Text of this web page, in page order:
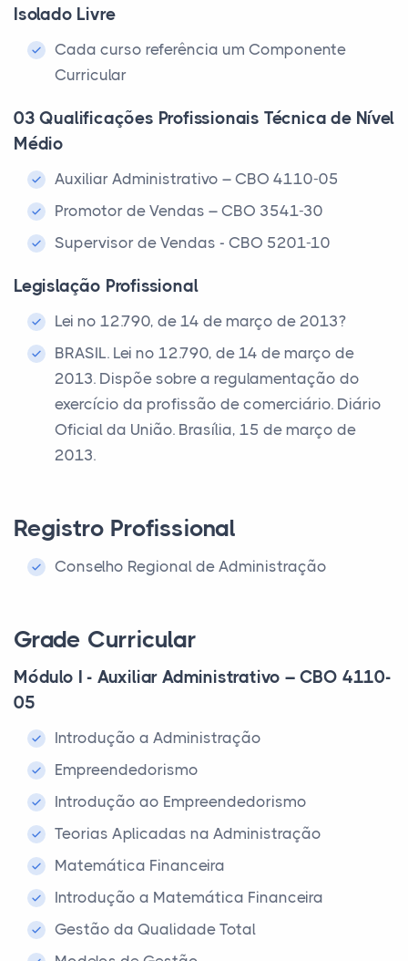
Isolado Livre
Cada curso referência um Componente
Curricular
03 Qualificações Profissionais Técnica de Nível
Médio
Auxiliar Administrativo – CBO 4110-05
Promotor de Vendas – CBO 3541-30
Supervisor de Vendas - CBO 5201-10
Legislação Profissional
Lei nº 12.790, de 14 de março de 2013?
BRASIL. Lei nº 12.790, de 14 de março de
2013. Dispõe sobre a regulamentação do
exercício da profissão de comerciário. Diário
Oficial da União. Brasília, 15 de março de
2013.
Registro Profissional
Conselho Regional de Administração
Grade Curricular
Módulo I - Auxiliar Administrativo – CBO 4110-
05
Introdução a Administração
Empreendedorismo
Introdução ao Empreendedorismo
Teorias Aplicadas na Administração
Matemática Financeira
Introdução a Matemática Financeira
Gestão da Qualidade Total